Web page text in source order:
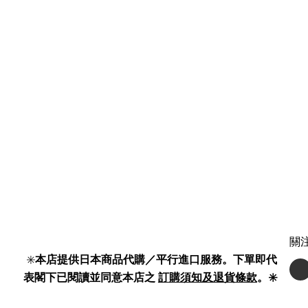
✳️本店提供日本商品代購／平行進口服務。下單即代
表閣下已閱讀並同意本店之 訂購須知及退貨條款。✳️
關